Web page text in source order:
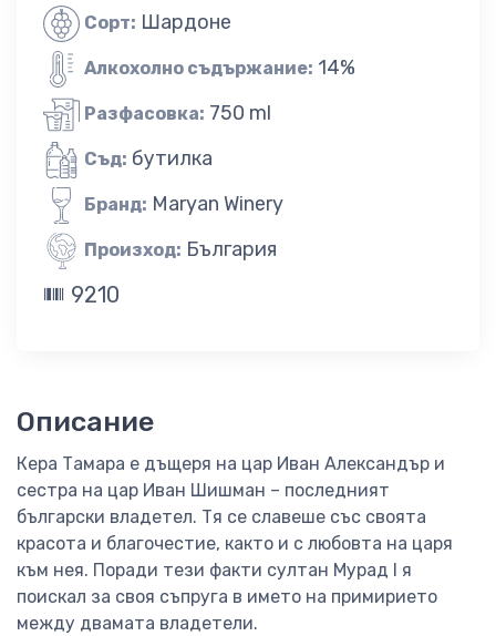
Сорт: Шардоне
Алкохолно съдържание: 14%
Разфасовка: 750 ml
Съд: бутилка
Бранд: Maryan Winery
Произход: България
9210
Описание
Кера Тамара е дъщеря на цар Иван Александър и
сестра на цар Иван Шишман – последният
български владетел. Тя се славеше със своята
красота и благочестие, както и с любовта на царя
към нея. Поради тези факти султан Мурад I я
поискал за своя съпруга в името на примирието
между двамата владетели.